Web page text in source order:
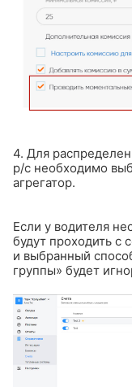
4. Для
р/с необходимо
агрегатор.
Если у водителя
будут проходить с
и выбранный
группы» будет